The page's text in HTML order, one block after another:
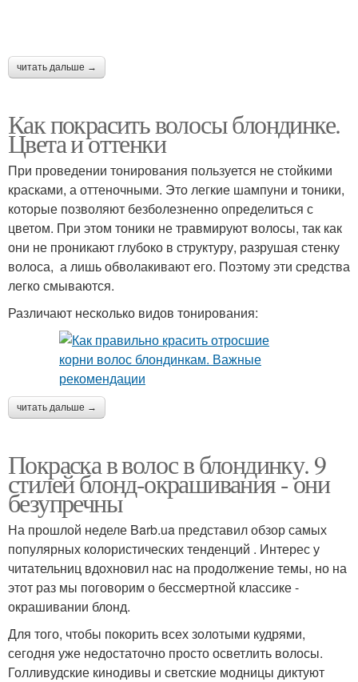
читать дальше →
Как покрасить волосы блондинке.
Цвета и оттенки
При проведении тонирования пользуется не стойкими
красками, а оттеночными. Это легкие шампуни и тоники,
которые позволяют безболезненно определиться с
цветом. При этом тоники не травмируют волосы, так как
они не проникают глубоко в структуру, разрушая стенку
волоса, а лишь обволакивают его. Поэтому эти средства
легко смываются.
Различают несколько видов тонирования:
читать дальше →
Покраска в волос в блондинку. 9
стилей блонд-окрашивания - они
безупречны
На прошлой неделе Barb.ua представил обзор самых
популярных колористических тенденций . Интерес у
читательниц вдохновил нас на продолжение темы, но на
этот раз мы поговорим о бессмертной классике -
окрашивании блонд.
Для того, чтобы покорить всех золотыми кудрями,
сегодня уже недостаточно просто осветлить волосы.
Голливудские кинодивы и светские модницы диктуют